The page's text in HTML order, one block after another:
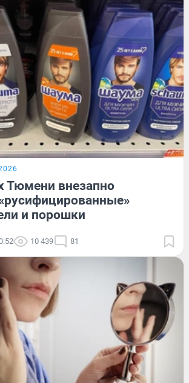
Тюмени внезапно
и порошки
10 439 81